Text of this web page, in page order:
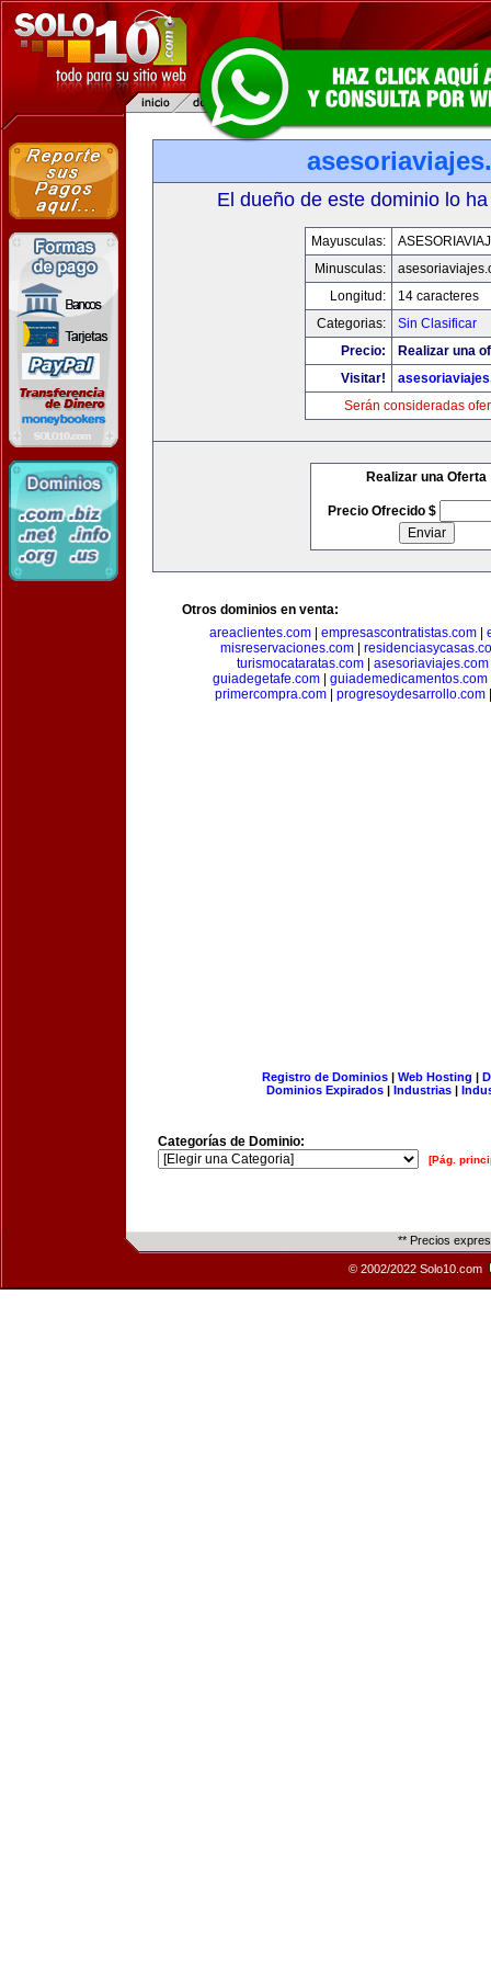
El dueño de este dominio lo
Mayusculas:
Minusculas:
Longitud:
14 caracteres
Categorias:
Sin Clasificar
Precio:
Realizar una
Visitar!
Serán consideradas
Realizar una Oferta
Precio Ofrecido $
Otros dominios en venta:
areaclientes.com| empresascontratistas.com|
misreservaciones.com|
turismocataratas.com| asesoriaviajes.com
guiadegetafe.com| guiademedicamentos.com
primercompra.com| progresoydesarrollo.com
Registro de Dominios| Web Hosting |
Dominios Expirados | Industrias |
Categorías de Dominio:
[Pág.
** Precios
© 2002/2022 Solo10.com